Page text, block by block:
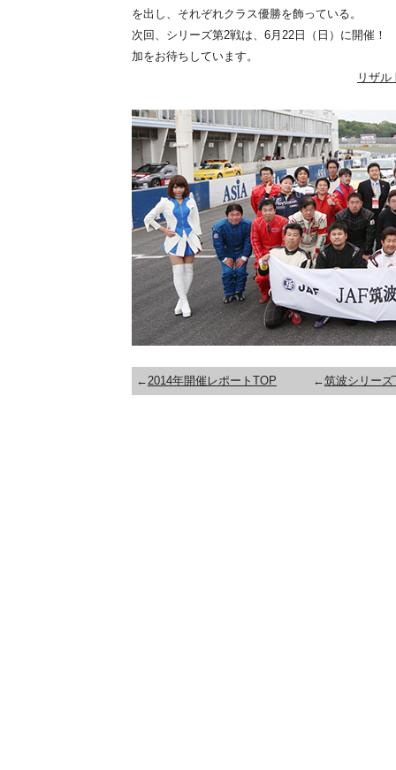
を出し、それぞれクラス優勝を飾っている。
次回、シリーズ第2戦は、6月22日（日）に開催
加をお待ちしています。
リザ
←2014年開催レポートTOP ←筑波シリーズ